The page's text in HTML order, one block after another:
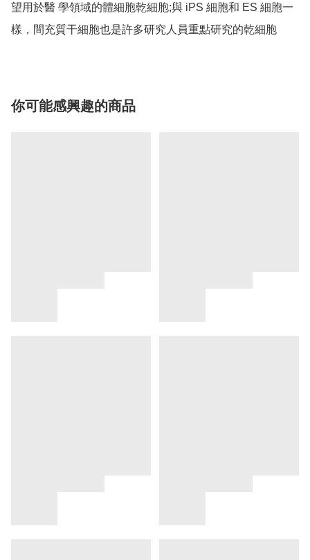
望用於醫 學領域的體細胞乾細胞;與 iPS 細胞和 ES 細胞一
樣，間充質干細胞也是許多研究人員重點研究的乾細胞
你可能感興趣的商品